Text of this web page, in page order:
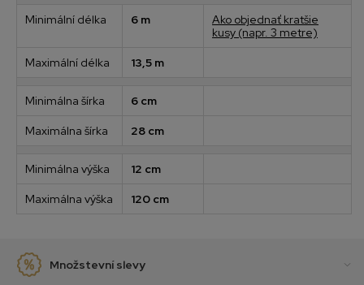
Minimální délka 6 m
Ako objednať kratšie
kusy (napr. 3 metre)
Maximální délka 13,5 m
Minimálna šírka 6 cm
Maximálna šírka 28 cm
Minimálna výška 12 cm
Maximálna výška 120 cm
Množstevní slevy